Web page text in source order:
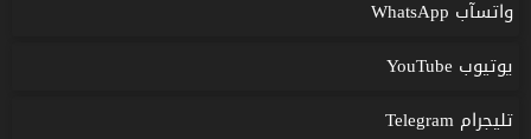
واتسآب WhatsApp
يوتيوب YouTube
تليجرام Telegram